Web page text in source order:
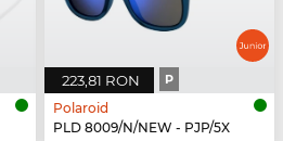
223,81 RON P
Polaroid
PLD 8009/N/NEW - PJP/5X